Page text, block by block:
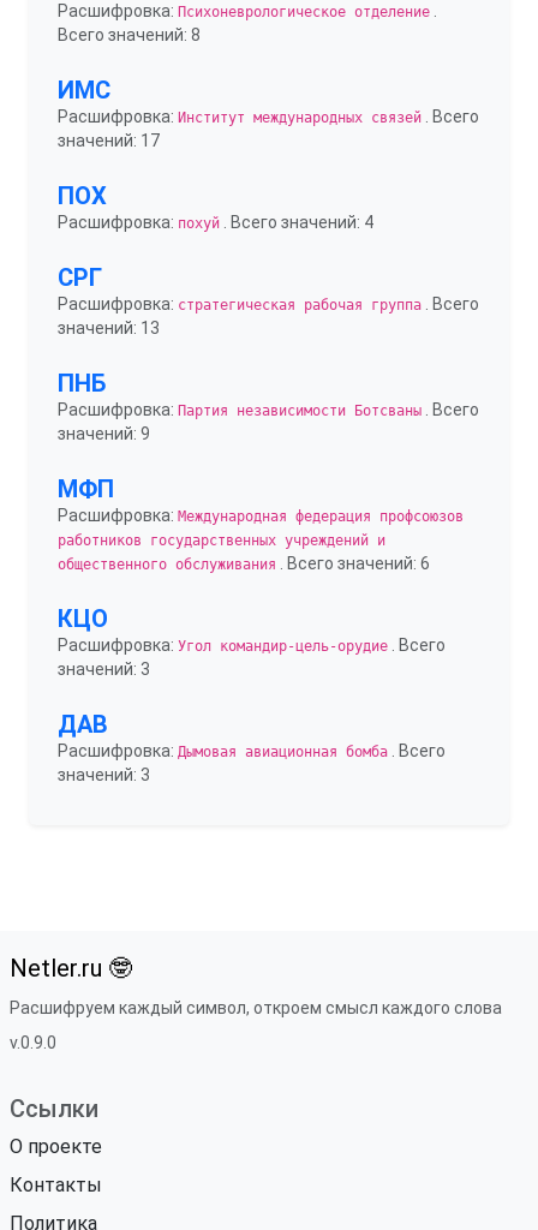
Расшифровка: Психоневрологическое отделение
Всего значений: 8
ИМС
Расшифровка: Институт международных связей . Всего
значений: 17
ПОХ
Расшифровка: похуй . Всего значений: 4
СРГ
Расшифровка: стратегическая рабочая группа . Всего
значений: 13
ПНБ
Расшифровка: Партия независимости Ботсваны . Всего
значений: 9
МФП
Расшифровка: Международная федерация профсоюзов
работников государственных учреждений и
общественного обслуживания
. Всего значений: 6
КЦО
Расшифровка: Угол командир-цель-орудие . Всего
значений: 3
ДАВ
Расшифровка: Дымовая авиационная бомба . Всего
значений: 3
Netler.ru 🤓
Расшифруем каждый символ, откроем смысл каждого слова
v.0.9.0
Ссылки
О проекте
Контакты
Политика